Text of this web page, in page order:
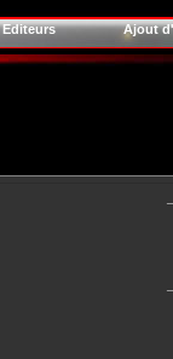
Editeurs Ajout